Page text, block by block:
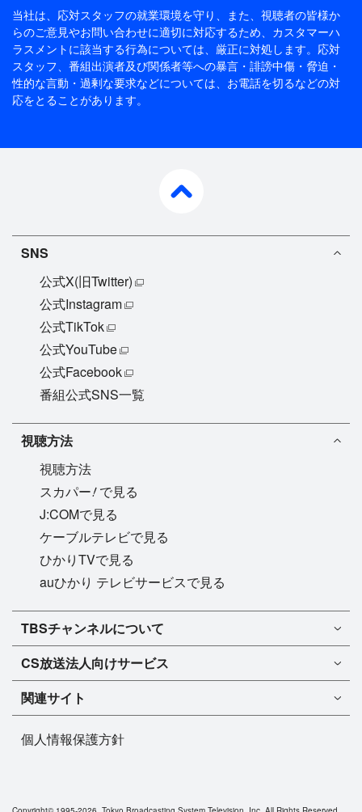
当社は、応対スタッフの就業環境を守り、また、視聴者の皆様か
らのご意見やお問い合わせに適切に対応するため、 カスタマーハ
ラスメントに該当する行為については、厳正に対処します。応対
スタッフ、番組出演者及び関係者等への暴言・誹謗中傷・脅迫・
性的な言動・過剰な要求などについては、お電話を切るなどの対
応をとることがあります。
SNS
公式X(旧Twitter)
公式Instagram
公式TikTok
公式YouTube
公式Facebook
番組公式SNS一覧
視聴方法
視聴方法
スカパー!で見る
J:COMで見る
ケーブルテレビで見る
ひかりTVで見る
auひかり テレビサービスで見る
TBSチャンネル1
TBSチャンネル2
マンスリーガイド［PDF］
TBSチャンネルについて
TBSチャンネルについて
FAQ・よくあるご質問
インフォメーション
プレゼント
CS放送法人向けサービス
法人向けサービスについて
TBSチャンネル1
TBSチャンネル2
今月放送
ドラマ
バラエティ
音楽
アニメ・特撮
関連サイト
BS-TBS
個人情報保護方針